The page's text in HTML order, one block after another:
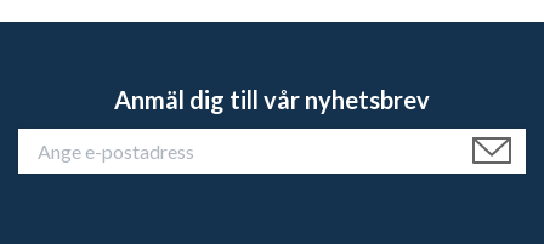
Anmäl dig till vår nyhetsbrev